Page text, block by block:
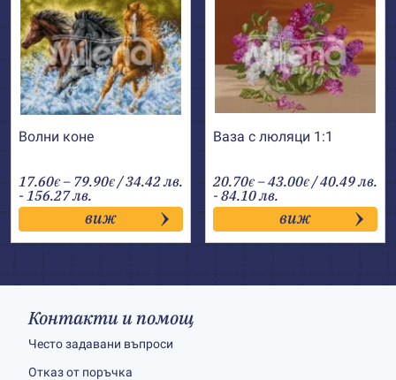
Волни коне
17.60€ – 79.90€Price
range:
17.60€
through
79.90€
/ 34.42 лв.
- 156.27 лв.
виж
Ваза с люляци 1:1
20.70€ –43.00€Price
range:
20.70€
through
43.00€
/ 40.49 лв.
- 84.10 лв.
виж
Контакти и помощ
Често задавани въпроси
Отказ от поръчка